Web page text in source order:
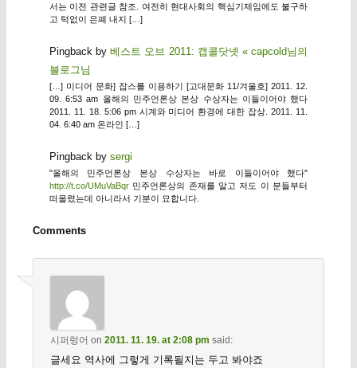
서는 이전 관련글 참조. 여전히 현대사회의 핵심기제임에도 불구하
고 턱없이 은폐 내지 […]
Pingback by베스트 오브 2011: 캡콜닷넷 « capcold님의
블로그님
[…] 미디어 문화] 잡스를 이용하기 [고대문화 11/겨울호] 2011. 12.
09. 6:53 am 올해의 민주언론상 본상 수상자는 이들이어야 했다
2011. 11. 18. 5:06 pm 시계와 미디어 환경에 대한 잡상. 2011. 11.
04. 6:40 am 온라인 […]
Pingback by sergi
"올해의 민주언론상 본상 수상자는 바로 이들이어야 했다"
http://t.co/UMuVaBqr민주언론상의 존재를 알고 저도 이 분들부터
떠올렸는데 아니라서 기분이 묘합니다.
Comments
시퍼렁어 on 2011. 11. 19. at 2:08 pm said:
글세요 역사에 그렇게 기록될지는 두고 봐야죠